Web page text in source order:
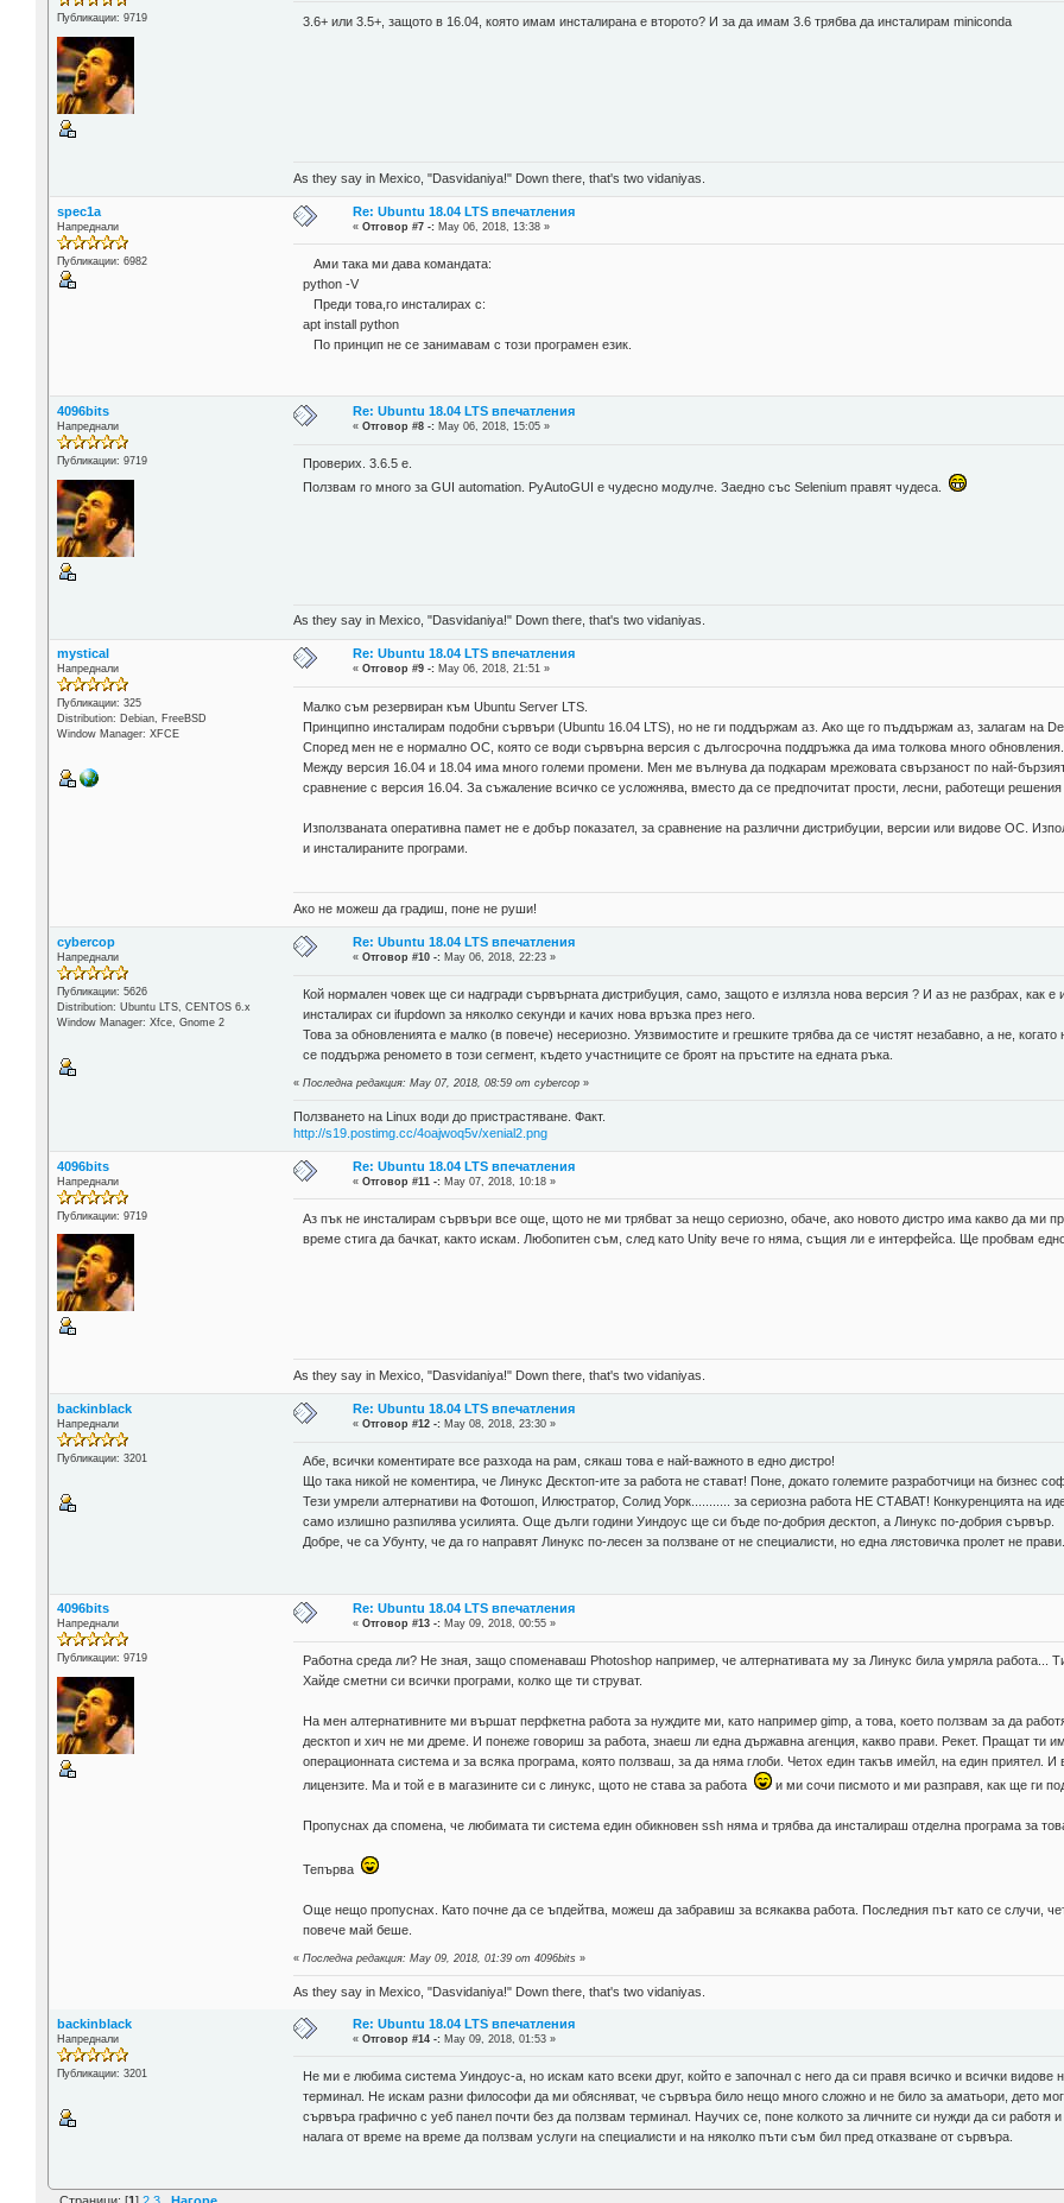
Публикации: 9719 3.6+ или 3.5+, защото в 16.04, която имам инсталирана е второто? И за да имам 3.6 трябва да инсталирам miniconda
As they say in Mexico, "Dasvidaniya!" Down there, that's two vidaniyas.
spec1a
Напреднали
Публикации: 6982
Re: Ubuntu 18.04 LTS впечатления
«Отговор #7 -: May 06, 2018, 13:38 »
Aми така ми дава командата:
python -V
Преди това,го инсталирах с:
apt install python
По принцип не се занимавам с този програмен език.
4096bits
Напреднали
Публикации: 9719
Re: Ubuntu 18.04 LTS впечатления
«Отговор #8 -: May 06, 2018, 15:05 »
Проверих. 3.6.5 е.
Ползвам го много за GUI automation. PyAutoGUI е чудесно модулче. Заедно със Selenium правят чудеса.
As they say in Mexico, "Dasvidaniya!" Down there, that's two vidaniyas.
mystical
Напреднали
Публикации: 325
Distribution: Debian, FreeBSD
Window Manager: XFCE
Re: Ubuntu 18.04 LTS впечатления
«Отговор #9 -: May 06, 2018, 21:51 »
Малко съм резервиран към Ubuntu Server LTS.
Принципно инсталирам подобни сървъри (Ubuntu 16.04 LTS), но не ги поддържам аз. Ако ще го пъддържам аз, залагам на
Според мен не е нормално ОС, която се води сървърна версия с дългосрочна поддръжка да има толкова много обновления.
Между версия 16.04 и 18.04 има много големи промени. Мен ме вълнува да подкарам мрежовата свързаност по най-
сравнение с версия 16.04. За съжаление всичко се усложнява, вместо да се предпочитат прости, лесни, работещи
Използваната оперативна памет не е добър показател, за сравнение на различни дистрибуции, версии или видове ОС.
и инсталираните програми.
Ако не можеш да градиш, поне не руши!
cybercop
Напреднали
Публикации: 5626
Distribution: Ubuntu LTS, CENTOS 6.x
Window Manager: Xfce, Gnome 2
Re: Ubuntu 18.04 LTS впечатления
«Отговор #10 -: May 06, 2018, 22:23 »
Кой нормален човек ще си надгради сървърната дистрибуция, само, защото е излязла нова версия ? И аз не разбрах, как
инсталирах си ifupdown за няколко секунди и качих нова връзка през него.
Това за обновленията е малко (в повече) несериозно. Уязвимостите и грешките трябва да се чистят незабавно, а не,
се поддържа реномето в този сегмент, където участниците се броят на пръстите на едната ръка.
«Последна редакция: May 07, 2018, 08:59 от cybercop »
Ползването на Linux води до пристрастяване. Факт.
http://s19.postimg.cc/4oajwoq5v/xenial2.png
4096bits
Напреднали
Публикации: 9719
Re: Ubuntu 18.04 LTS впечатления
«Отговор #11 -: May 07, 2018, 10:18 »
Аз пък не инсталирам сървъри все още, щото не ми трябват за нещо сериозно, обаче, ако новото дистро има какво да ми
време стига да бачкат, както искам. Любопитен съм, след като Unity вече го няма, същия ли е интерфейса. Ще пробвам
As they say in Mexico, "Dasvidaniya!" Down there, that's two vidaniyas.
backinblack
Напреднали
Публикации: 3201
Re: Ubuntu 18.04 LTS впечатления
«Отговор #12 -: May 08, 2018, 23:30 »
Абе, всички коментирате все разхода на рам, сякаш това е най-важното в едно дистро!
Що така никой не коментира, че Линукс Десктоп-ите за работа не стават! Поне, докато големите разработчици на бизнес
Тези умрели алтернативи на Фотошоп, Илюстратор, Солид Уорк........... за сериозна работа НЕ СТАВАТ! Конкуренцията на
само излишно разпилява усилията. Още дълги години Уиндоус ще си бъде по-добрия десктоп, а Линукс по-добрия сървър.
Добре, че са Убунту, че да го направят Линукс по-лесен за ползване от не специалисти, но една лястовичка пролет не прави.
4096bits
Напреднали
Публикации: 9719
Re: Ubuntu 18.04 LTS впечатления
«Отговор #13 -: May 09, 2018, 00:55 »
Работна среда ли? Не зная, защо споменаваш Photoshop например, че алтернативата му за Линукс била умряла работа...
Хайде сметни си всички програми, колко ще ти струват.
На мен алтернативните ми вършат перфкетна работа за нуждите ми, като например gimp, а това, което ползвам за да
десктоп и хич не ми дреме. И понеже говориш за работа, знаеш ли една държавна агенция, какво прави. Рекет. Пращат ти
операционната система и за всяка програма, която ползваш, за да няма глоби. Четох един такъв имейл, на един приятел.
лицензите. Ма и той е в магазините си с линукс, щото не става за работа
и ми сочи писмото и ми разправя, как ще ги
Пропуснах да спомена, че любимата ти система един обикновен ssh няма и трябва да инсталираш отделна програма за
Тепърва
Още нещо пропуснах. Като почне да се ъпдейтва, можеш да забравиш за всякаква работа. Последния път като се случи,
повече май беше.
«Последна редакция: May 09, 2018, 01:39 от 4096bits »
As they say in Mexico, "Dasvidaniya!" Down there, that's two vidaniyas.
backinblack
Напреднали
Публикации: 3201
Re: Ubuntu 18.04 LTS впечатления
«Отговор #14 -: May 09, 2018, 01:53 »
Не ми е любима система Уиндоус-а, но искам като всеки друг, който е започнал с него да си правя всичко и всички
терминал. Не искам разни философи да ми обясняват, че сървъра било нещо много сложно и не било за аматьори, дето
сървъра графично с уеб панел почти без да ползвам терминал. Научих се, поне колкото за личните си нужди да си
налага от време на време да ползвам услуги на специалисти и на няколко пъти съм бил пред отказване от сървъра.